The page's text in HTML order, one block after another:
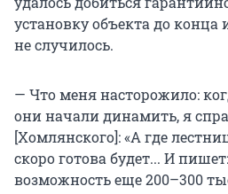
установку объекта до конца
не случилось.
— Что меня насторожило:
они начали динамить, я
[Хомлянского]: «А где
скоро готова будет... И
возможность еще 200–300